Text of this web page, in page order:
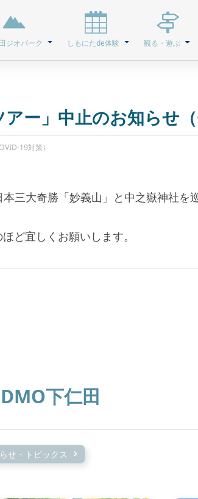
ジオパーク しもにたde体験 観る・遊ぶ
ー」中止のお知らせ（
19対策）
三大奇勝「妙義山」と中之嶽神社を
ど宜しくお願いします。
DMO下仁田
せ・トピックス